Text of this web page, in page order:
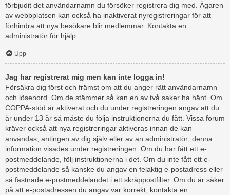
förbjudit det användarnamn du försöker registrera dig med. Ägaren
av webbplatsen kan också ha inaktiverat nyregistreringar för att
förhindra att nya besökare blir medlemmar. Kontakta en
administratör för hjälp.
Upp
Jag har registrerat mig men kan inte logga in!
Försäkra dig först och främst om att du anger rätt användarnamn
och lösenord. Om de stämmer så kan en av två saker ha hänt. Om
COPPA-stöd är aktiverat och du under registreringen angav att du
är under 13 år så måste du följa instruktionerna du fått. Vissa forum
kräver också att nya registreringar aktiveras innan de kan
användas, antingen av dig själv eller av an administratör; denna
information visades under registreringen. Om du har fått ett e-
postmeddelande, följ instruktionerna i det. Om du inte fått ett e-
postmeddelande så kanske du angav en felaktig e-postadress eller
så fastnade e-postmeddelandet i ett skräppostfilter. Om du är säker
på att e-postadressen du angav var korrekt, kontakta en